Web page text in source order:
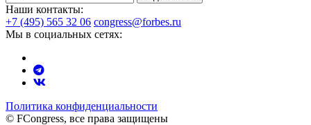
Наши контакты:
+7 (495) 565 32 06 congress@forbes.ru
Мы в социальных сетях:
Политика конфиденциальности
© FCongress, все права защищены